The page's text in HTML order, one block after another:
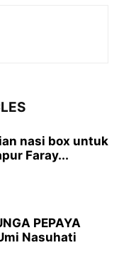
nasi box untuk
Faray...
PEPAYA
Nasuhati